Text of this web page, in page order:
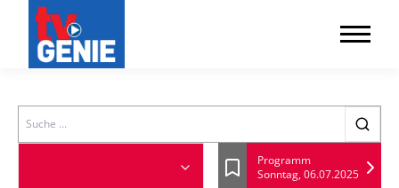
Search
Lesezeichen
Programm
Sonntag, 06.07.2025